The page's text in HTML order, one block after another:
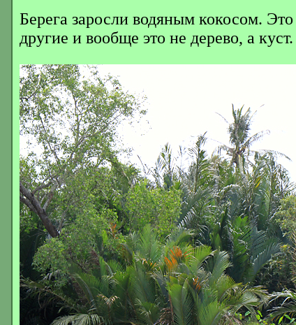
Берега заросли водяным кокосом.
другие и вообще это не дерево, а куст.